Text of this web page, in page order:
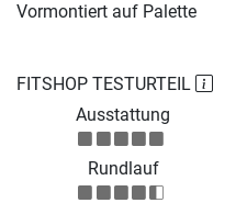
FITSHOP TESTURTEIL
Ausstattung
Rundlauf
Vormontiert auf Palette